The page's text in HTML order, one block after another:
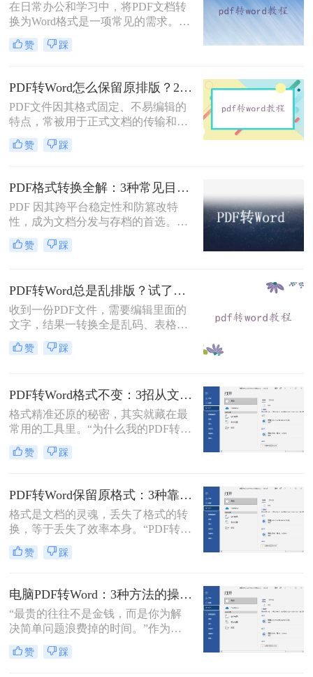
在日常办公和学习中，将PDF文档转
换为Word格式是一项常见的需求。
Word文档因其易于编辑和修改的特点
而备受青睐。那么电脑上pdf怎么转换
换成Word的实用方法。
赞 踩
PDF转Word怎么保留原排版？2种方法对比：Adobe Acrobat DC与专业转换软件实测
PDF文件因其格式固定、不易编辑的
特点，常被用于正式文档的传输和存
档。然而，当我们需要编辑PDF内容
时，将其转换为Word文档是常见需
乱，影响使用体验。那么pdf转word怎
么保留原排版呢？本文将介绍两种方
法，帮助你在PDF转Word时尽可能保
留原排版。
赞 踩
PDF格式转换全解：3种常见目标格式及对应操作方法！
PDF 因其跨平台稳定性和防篡改特
性，成为文档分发与存档的首选。但
当需要编辑内容、调整格式或提取文
本时，将其转换为可编辑的 Word 文
流转换途径。
赞 踩
PDF转Word总是乱排版？试了好几个办法，这几个真的能用！
收到一份PDF文件，需要编辑里面的
文字，结果一转换全是乱码、表格错
位、图片跑偏——这种糟心事估计不
少人都遇到过。其实pdf怎么转换成
的PDF是什么类型、要转几个文件、
对排版要求高不高。本文就按不同场
景，把我自己实际用过、觉得靠谱的
转、批量处理、以及对排版要求高时
赞 踩
PDF转Word格式不变：3招从文件选择到输出设置全流程！
格式精准还原的秘密，其实就藏在最
常用的工具里。“为什么我的PDF转成
Word后，格式全乱了？”——这是小
编在后台收到最多的问题之一。相信
疼：一份精心排版的报告、合同或方
案，转换后却面目全非，表格错位、
字体变异、版面混乱，不得不花费大
量时间重新调整。
赞 踩
PDF转Word保留原格式：3种靠谱方法的关键参数配置！
格式是文档的灵魂，丢失了格式的转
换，等于丢失了效率本身。“PDF转完
Word，排版全乱了，还不如自己重打
一遍！”这是小编在后台收到最多的
域多年的测评博主，我深知一份格式
错乱、需要手动调整数小时的Word文
档，对职场人来说是多么糟糕的体
验。那么pdf转word如何保留原格式
呢？
赞 踩
电脑PDF转Word：3种方法的操作步骤和常见报错处理！
“最贵的往往不是金钱，而是你为解
决简单问题浪费掉的时间。”作为专
注电脑办公软件测评多年的博
主，“电脑怎么将pdf转换成word免
赞 踩